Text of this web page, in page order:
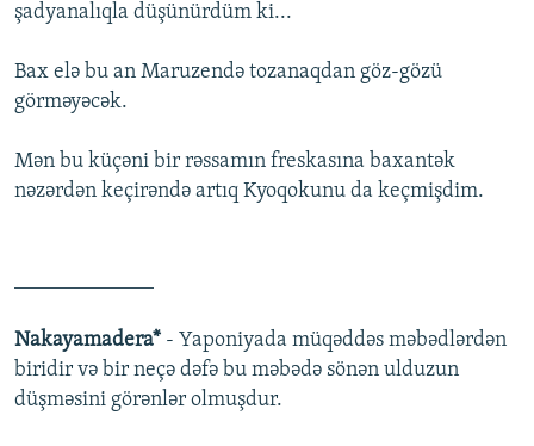
şadyanalıqla düşünürdüm ki...
Bax elə bu an Maruzendə tozanaqdan göz-gözü
görməyəcək.
Mən bu küçəni bir rəssamın freskasına baxantək
nəzərdən keçirəndə artıq Kyoqokunu da keçmişdim.
Nakayamadera* - Yaponiyada müqəddəs məbədlərdən
biridir və bir neçə dəfə bu məbədə sönən ulduzun
düşməsini görənlər olmuşdur.